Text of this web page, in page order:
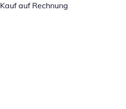
Kauf auf Rechnung